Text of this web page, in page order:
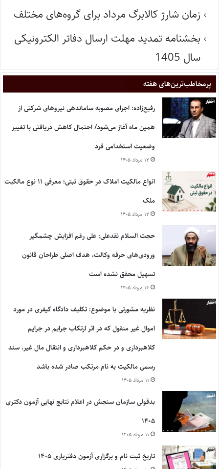
زمان شارژ کالابرگ مرداد برای گروه‌های مختلف
بخشنامه تمدید مهلت ارسال دفاتر الکترونیکی
سال 1405
پر‌مخاطب‌ترین‌های هفته
رفیع‌زاده: اجرای مصوبه ساماندهی نیروهای شرکتی از
همین ماه آغاز می‌شود/ احتمال کاهش دریافتی با تغییر
وضعیت استخدامی فرد
۱۲ مرداد ۱۴۰۵
انواع مالکیت املاک در حقوق ثبتی؛ معرفی ۱۱ نوع مالکیت
ملک
۱۲ مرداد ۱۴۰۵
حجت السلام نقدعلی: علی رغم افزایش چشمگیر
ورودی‌های حرفه وکالت، هدف اصلی طراحان قانون
تسهیل محقق نشده است
۱۴ مرداد ۱۴۰۵
نظریه مشورتی با موضوع: تکلیف دادگاه کیفری در مورد
اموال غیر منقول که در اثر ارتکاب جرایم در جرایم
کلاهبرداری و در حکم کلاهبرداری و انتقال مال غیر، سند
رسمی مالکیت به نام مرتکب صادر شده باشد
۱۱ مرداد ۱۴۰۵
بدقولی سازمان سنجش در اعلام نتایج نهایی آزمون دکتری
۱۴۰۵
۱۱ مرداد ۱۴۰۵
تاریخ ثبت نام و برگزاری آزمون دفتریاری ۱۴۰۵